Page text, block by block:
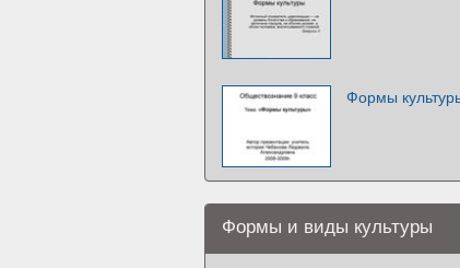
Формы
Формы и виды культуры